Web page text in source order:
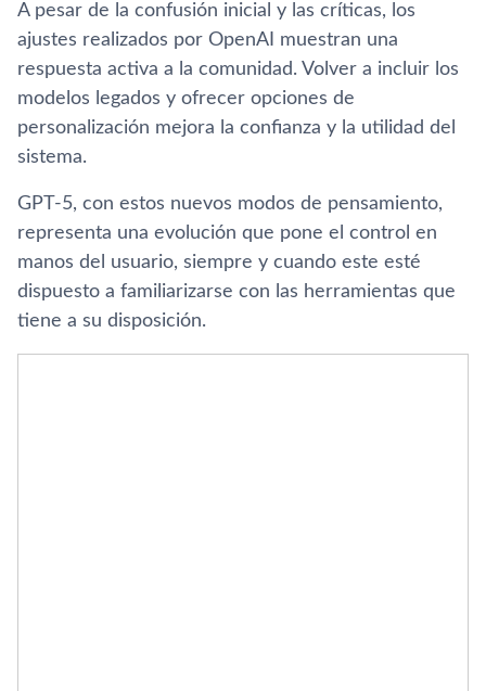
A pesar de la confusión inicial y las críticas, los
ajustes realizados por OpenAI muestran una
respuesta activa a la comunidad. Volver a incluir los
modelos legados y ofrecer opciones de
personalización mejora la confianza y la utilidad del
sistema.
GPT-5, con estos nuevos modos de pensamiento,
representa una evolución que pone el control en
manos del usuario, siempre y cuando este esté
dispuesto a familiarizarse con las herramientas que
tiene a su disposición.